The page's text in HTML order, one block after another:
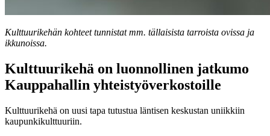
Kulttuurikehän kohteet tunnistat mm. tällaisista tarroista ovissa ja
ikkunoissa.
Kulttuurikehä on luonnollinen jatkumo
Kauppahallin yhteistyöverkostoille
Kulttuurikehä on uusi tapa tutustua läntisen keskustan uniikkiin
kaupunkikulttuuriin.